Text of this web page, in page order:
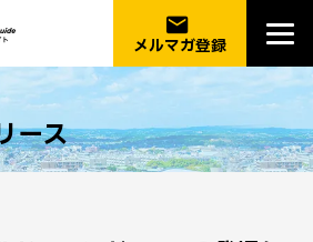
email
メルマガ登録
ース